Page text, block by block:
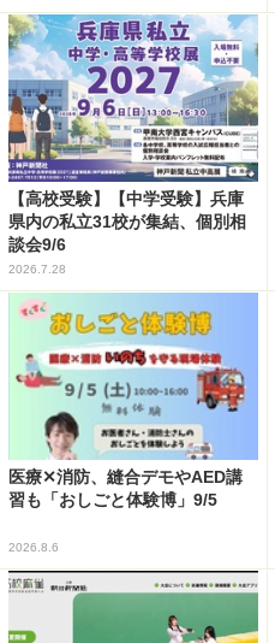
【高校受験】【中学受験】兵庫
県内の私立31校が集結、個別相
談会9/6
2026.7.28
医療✕消防、縫合デモやAED講
習も「おしごと体験博」9/5
2026.8.6